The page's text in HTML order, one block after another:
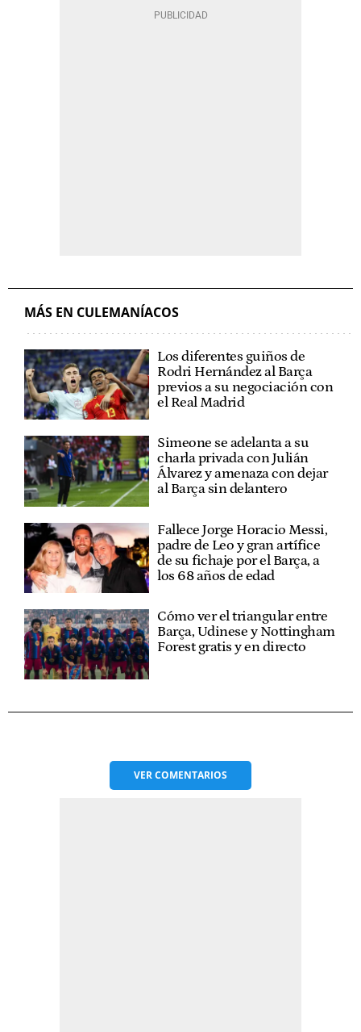
MÁS EN CULEMANÍACOS
Los diferentes guiños de
Rodri Hernández al Barça
previos a su negociación con
el Real Madrid
Simeone se adelanta a su
charla privada con Julián
Álvarez y amenaza con dejar
al Barça sin delantero
Fallece Jorge Horacio Messi,
padre de Leo y gran artífice
de su fichaje por el Barça, a
los 68 años de edad
Cómo ver el triangular entre
Barça, Udinese y Nottingham
Forest gratis y en directo
VERCOMENTARIOS